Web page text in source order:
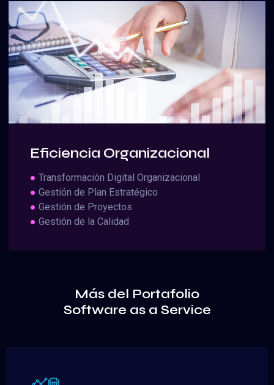
Eficiencia Organizacional
● Transformación Digital Organizacional
● Gestión de Plan Estratégico
● Gestión de Proyectos
● Gestión de la Calidad
Más del Portafolio
Software as a Service